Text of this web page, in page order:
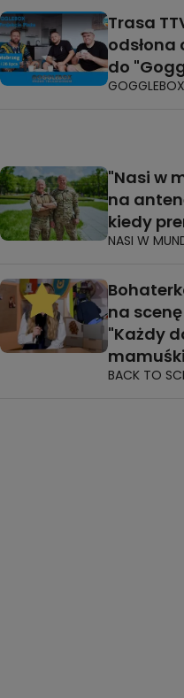
Trasa
do
"Nasi w
na
kiedy
NASI W
na
"Każdy
BACK TO